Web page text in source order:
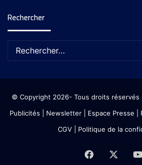
Rechercher
© Copyright 2026- Tous droits
Publicités
Newsletter| Espace Presse |
CGV| Politique de la